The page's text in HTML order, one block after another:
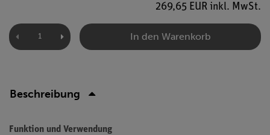
269,65 EUR inkl. MwSt.
In den Warenkorb
Beschreibung
Funktion und Verwendung